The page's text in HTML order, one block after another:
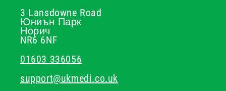
3 Lansdowne Road
Юниън Парк
Норич
NR6 6NF
01603 336056
support@ukmedi.co.uk